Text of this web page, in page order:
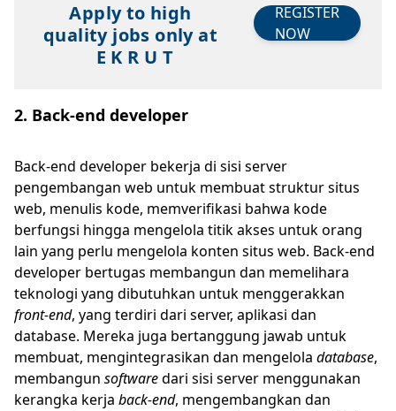
Apply to high
quality jobs only at
E K R U T
REGISTER
NOW
2. Back-end developer
Back-end developer bekerja di sisi server
pengembangan web untuk membuat struktur situs
web, menulis kode, memverifikasi bahwa kode
berfungsi hingga mengelola titik akses untuk orang
lain yang perlu mengelola konten situs web. Back-end
developer bertugas membangun dan memelihara
teknologi yang dibutuhkan untuk menggerakkan
front-end, yang terdiri dari server, aplikasi dan
database. Mereka juga bertanggung jawab untuk
membuat, mengintegrasikan dan mengelola database,
membangun softwaredari sisi server menggunakan
kerangka kerja back-end, mengembangkan dan